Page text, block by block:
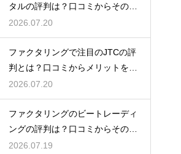
タルの評判は？口コミからその実
態を徹底解説
2026.07.20
ファクタリングで注目のJTCの評
判とは？口コミからメリットを徹
底解説
2026.07.20
ファクタリングのビートレーディ
ングの評判は？口コミからその実
態を徹底解説
2026.07.19